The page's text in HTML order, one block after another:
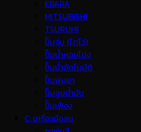
EBARA
MITSUBISHI
TSURUMI
ปั๊มจุ่ม (ไดโว่)
ปั๊มน้ำหอยโข่ง
ปั๊มน้ำอัตโนมัติ
ปั๊มพ่นยา
ปั๊มสูบน้ำมัน
ปั๊มเฟือง
C. เครื่องมือลม